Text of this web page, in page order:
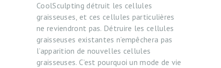
CoolSculpting détruit les cellules
graisseuses, et ces cellules particulières
ne reviendront pas. Détruire les cellules
graisseuses existantes n’empêchera pas
l’apparition de nouvelles cellules
graisseuses. C’est pourquoi un mode de vie